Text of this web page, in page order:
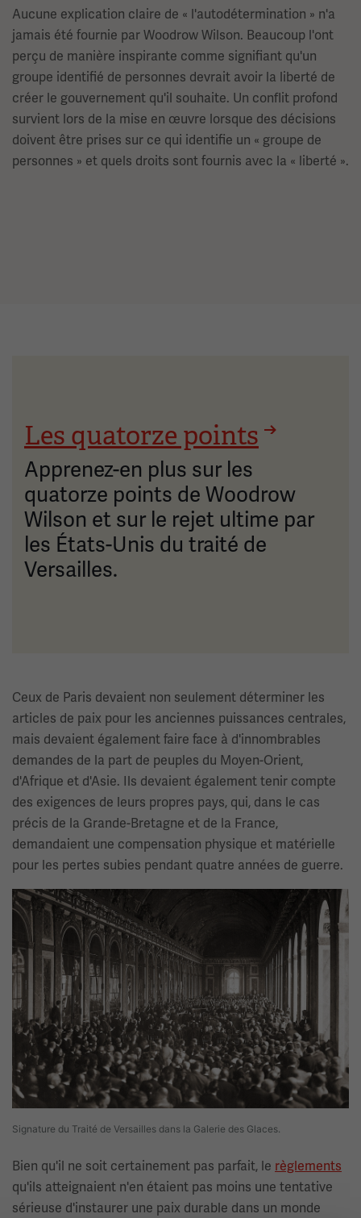
Aucune explication claire de « l'autodétermination » n'a
jamais été fournie par Woodrow Wilson. Beaucoup l'ont
perçu de manière inspirante comme signifiant qu'un
groupe identifié de personnes devrait avoir la liberté de
créer le gouvernement qu'il souhaite. Un conflit profond
survient lors de la mise en œuvre lorsque des décisions
doivent être prises sur ce qui identifie un « groupe de
personnes » et quels droits sont fournis avec la « liberté ».
Les quatorze points
Apprenez-en plus sur les
quatorze points de Woodrow
Wilson et sur le rejet ultime par
les États-Unis du traité de
Versailles.
Ceux de Paris devaient non seulement déterminer les
articles de paix pour les anciennes puissances centrales,
mais devaient également faire face à d'innombrables
demandes de la part de peuples du Moyen-Orient,
d'Afrique et d'Asie. Ils devaient également tenir compte
des exigences de leurs propres pays, qui, dans le cas
précis de la Grande-Bretagne et de la France,
demandaient une compensation physique et matérielle
pour les pertes subies pendant quatre années de guerre.
Image(s)
Signature du Traité de Versailles dans la Galerie des Glaces.
Bien qu'il ne soit certainement pas parfait, le règlements
qu'ils atteignaient n'en étaient pas moins une tentative
sérieuse d'instaurer une paix durable dans un monde